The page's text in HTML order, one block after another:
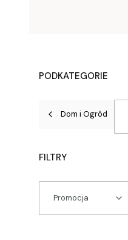
PODKATEGORIE
Dom i Ogród
FILTRY
Promocja